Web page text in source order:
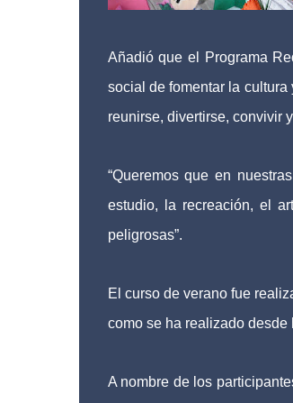
Añadió que el Programa
social de fomentar la
reunirse, divertirse, convivir
“Queremos que en
estudio, la recreación, el
peligrosas”.
El curso de verano fue
como se ha realizado
A nombre de los